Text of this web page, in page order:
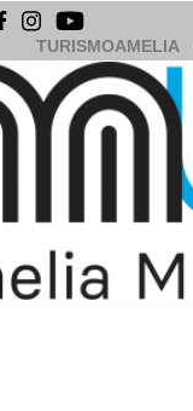
TURISMOAMELIA